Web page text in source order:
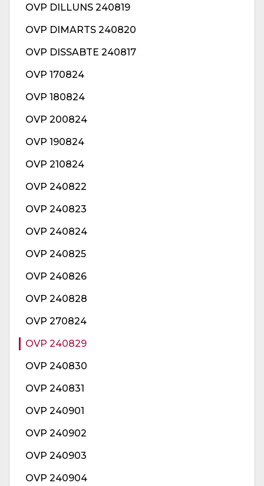
OVP DILLUNS 240819
OVP DIMARTS 240820
OVP DISSABTE 240817
OVP 170824
OVP 180824
OVP 200824
OVP 190824
OVP 210824
OVP 240822
OVP 240823
OVP 240824
OVP 240825
OVP 240826
OVP 240828
OVP 270824
OVP 240829
OVP 240830
OVP 240831
OVP 240901
OVP 240902
OVP 240903
OVP 240904